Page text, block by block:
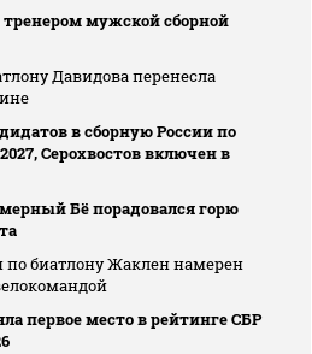
мужской сборной
Давидова перенесла
в сборную России по
Серохвостов включен в
Бё порадовался горю
биатлону Жаклен намерен
первое место в рейтинге СБР